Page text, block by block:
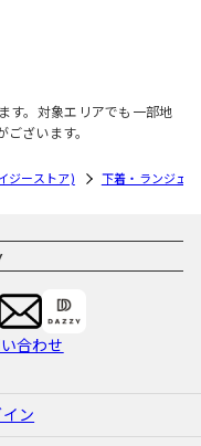
す。対象エリアでも一部地
ざいます。
ジーストア) 下着・ランジェ
合わせ
ン